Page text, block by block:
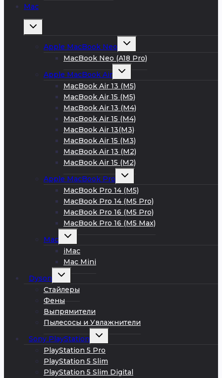
Mac
Развернуть
Apple MacBook Neo
Развернуть
меню
MacBook Neo (A18 Pro)
Apple MacBook Air
Развернуть
меню
MacBook Air 13 (M5)
MacBook Air 15 (M5)
MacBook Air 13 (M4)
MacBook Air 15 (M4)
MacBook Air 13(M3)
MacBook Air 15 (M3)
MacBook Air 13 (M2)
MacBook Air 15 (M2)
Apple MacBook Pro
Развернуть
меню
MacBook Pro 14 (M5)
MacBook Pro 14 (M5 Pro)
MacBook Pro 16 (M5 Pro)
MacBook Pro 16 (M5 Max)
Mac
Развернуть
меню
iMac
Mac Mini
Dyson
Развернуть
меню
Стайлеры
Фены
Выпрямители
Пылесосы и Увлажнители
Sony PlayStation
Развернуть
меню
PlayStation 5 Pro
PlayStation 5 Slim
PlayStation 5 Slim Digital